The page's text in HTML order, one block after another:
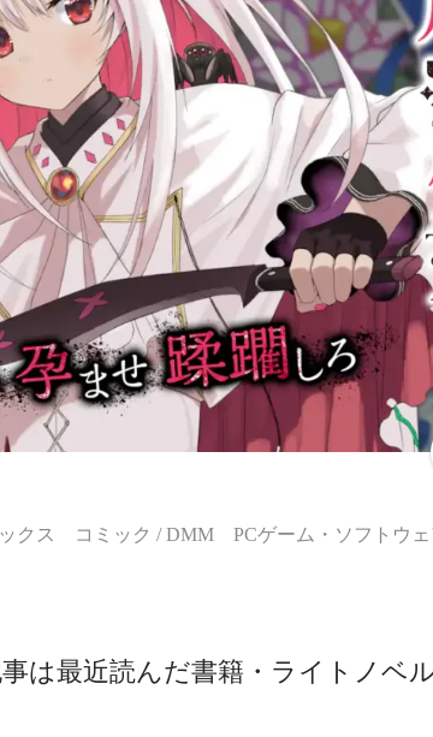
クス コミック / DMM PCゲーム・ソフトウェ
は最近読んだ書籍・ライトノベ